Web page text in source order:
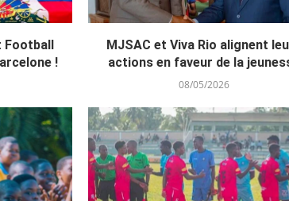
Football
!
MJSAC et Viva Rio alignent
actions en faveur de la
08/05/2026